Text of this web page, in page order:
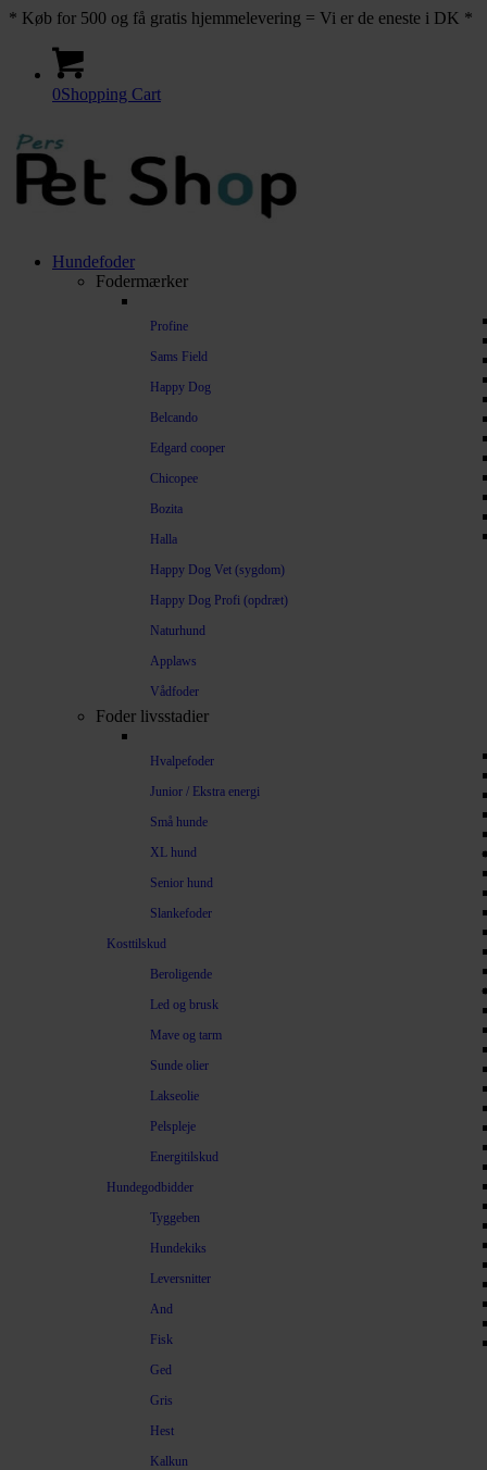
* Køb for 500 og få gratis hjemmelevering = Vi er de eneste i DK *
0Shopping Cart
Hundefoder
Fodermærker
Profine
Sams Field
Happy Dog
Belcando
Edgard cooper
Chicopee
Bozita
Halla
Happy Dog Vet (sygdom)
Happy Dog Profi (opdræt)
Naturhund
Applaws
Vådfoder
Foder livsstadier
Hvalpefoder
Junior / Ekstra energi
Små hunde
XL hund
Senior hund
Slankefoder
Kosttilskud
Beroligende
Led og brusk
Mave og tarm
Sunde olier
Lakseolie
Pelspleje
Energitilskud
Hundegodbidder
Tyggeben
Hundekiks
Leversnitter
And
Fisk
Ged
Gris
Hest
Kalkun